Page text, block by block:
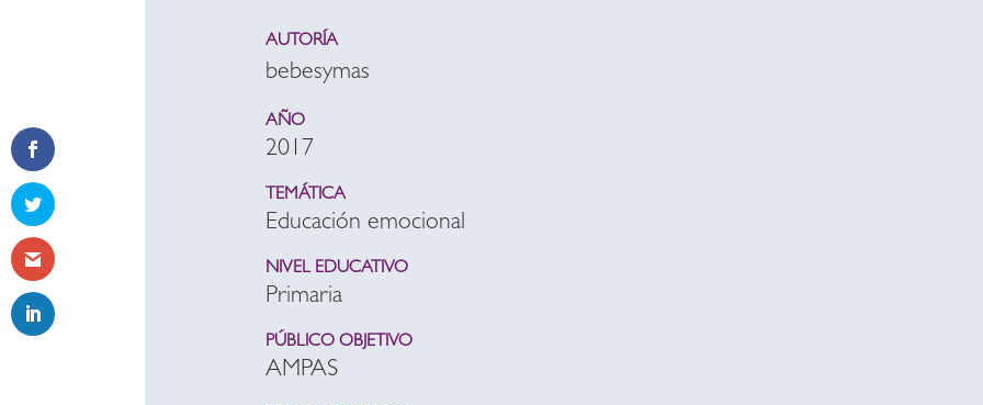
AUTORÍA
bebesymas
AÑO
2017
TEMÁTICA
Educación emocional
NIVEL EDUCATIVO
Primaria
PÚBLICO OBJETIVO
AMPAS